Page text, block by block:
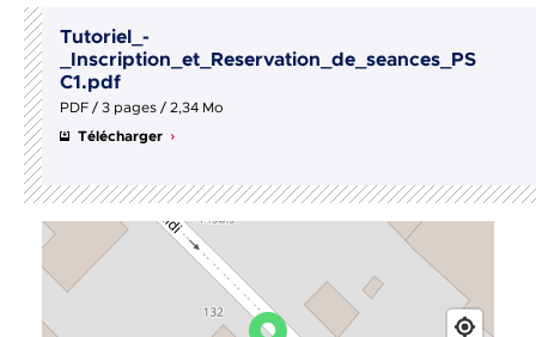
Tutoriel_-
_Inscription_et_Reservation_de_seances_PS
C1.pdf
PDF / 3 pages / 2,34 Mo
Télécharger